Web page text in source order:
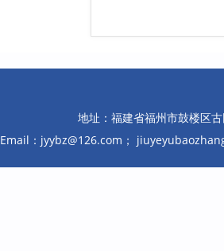
地址：福建省福州市鼓楼区
Email：jyybz@126.com；